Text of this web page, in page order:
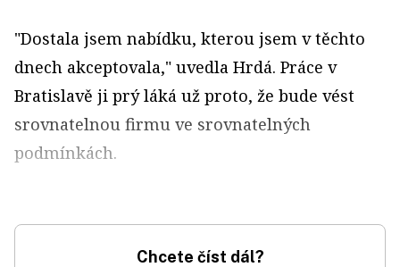
"Dostala jsem nabídku, kterou jsem v těchto
dnech akceptovala," uvedla Hrdá. Práce v
Bratislavě ji prý láká už proto, že bude vést
srovnatelnou firmu ve srovnatelných
podmínkách.
Chcete číst dál?